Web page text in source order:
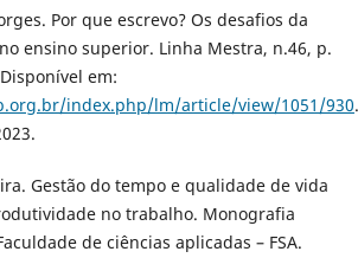
Por que escrevo? Os desafios da
ensino superior. Linha Mestra, n.46, p.
em:
index.php/lm/article/view/1051/930.
Gestão do tempo e qualidade de vida
no trabalho. Monografia
de ciências aplicadas – FSA.